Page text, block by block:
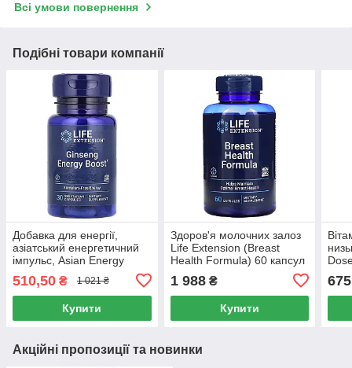
Всі умови повернення
Подібні товари компанії
Добавка для енергії,
азіатський енергетичний
імпульс, Asian Energy
рослинних капсул
510,50 ₴ 1 021 ₴
Купити
Здоров'я молочних залоз
Life Extension (Breast
Health Formula) 60 капсул
1 988₴
Купити
675
Акційні пропозиції та новинки